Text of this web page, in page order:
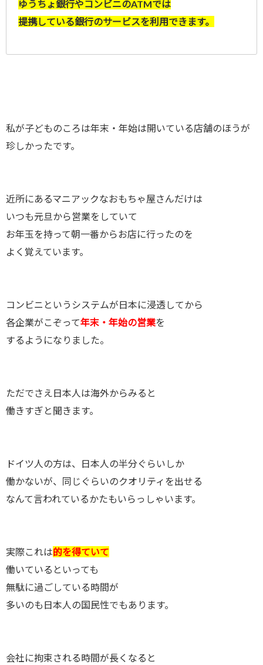
ゆうちょ銀行やコンビニのATMでは
提携している銀行のサービスを利用できます。
私が子どものころは年末・年始は開いている店舗のほうが
珍しかったです。
近所にあるマニアックなおもちゃ屋さんだけは
いつも元旦から営業をしていて
お年玉を持って朝一番からお店に行ったのを
よく覚えています。
コンビニというシステムが日本に浸透してから
各企業がこぞって年末・年始の営業を
するようになりました。
ただでさえ日本人は海外からみると
働きすぎと聞きます。
ドイツ人の方は、日本人の半分ぐらいしか
働かないが、同じぐらいのクオリティを出せる
なんて言われているかたもいらっしゃいます。
実際これは的を得ていて
働いているといっても
無駄に過ごしている時間が
多いのも日本人の国民性でもあります。
会社に拘束される時間が長くなると